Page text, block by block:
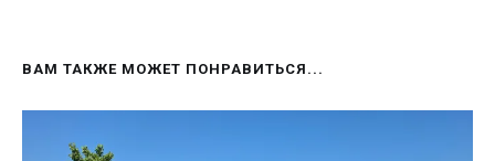
ВАМ ТАКЖЕ МОЖЕТ ПОНРАВИТЬСЯ...